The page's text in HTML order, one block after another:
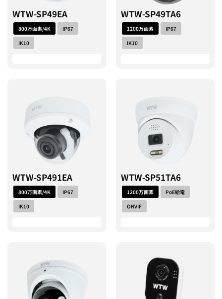
WTW-SP49EA
800万画素/4K
IP67
IK10
WTW-SP49TA6
1200万画素
IP67
IK10
WTW-SP491EA
800万画素/4K
IP67
IK10
WTW-SP51TA6
1200万画素
PoE給電
ONVIF